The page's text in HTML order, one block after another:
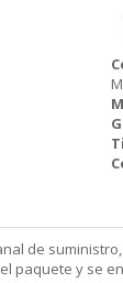
de
paquete y se